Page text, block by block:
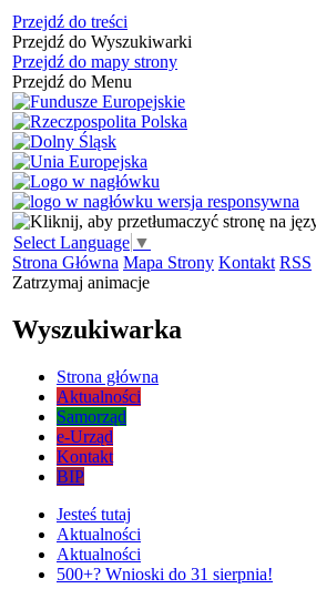
Przejdź do treści
Przejdź do Wyszukiwarki
Przejdź do mapy strony
Przejdź do Menu
Select Language ▼
Strona Główna Mapa Strony Kontakt RSS
Zatrzymaj animacje
Wyszukiwarka
Strona główna
Aktualności
Samorząd
e-Urząd
Kontakt
BIP
Jesteś tutaj
Aktualności
Aktualności
500+? Wnioski do 31 sierpnia!